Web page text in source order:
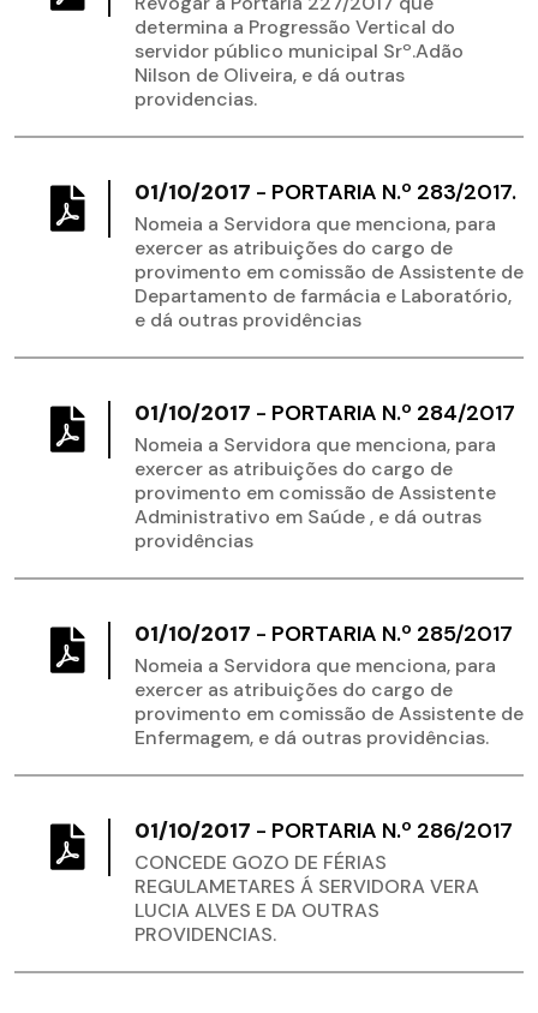
determina a Progressão Vertical do
servidor público municipal Srº.Adão
Nilson de Oliveira, e dá outras
providencias.
01/10/2017 - PORTARIA N.º 283/2017.
Nomeia a Servidora que menciona, para
exercer as atribuições do cargo de
provimento em comissão de Assistente de
Departamento de farmácia e Laboratório,
e dá outras providências
01/10/2017 - PORTARIA N.º 284/2017
Nomeia a Servidora que menciona, para
exercer as atribuições do cargo de
provimento em comissão de Assistente
Administrativo em Saúde , e dá outras
providências
01/10/2017 - PORTARIA N.º 285/2017
Nomeia a Servidora que menciona, para
exercer as atribuições do cargo de
provimento em comissão de Assistente de
Enfermagem, e dá outras providências.
01/10/2017 - PORTARIA N.º 286/2017
CONCEDE GOZO DE FÉRIAS
REGULAMETARES Á SERVIDORA VERA
LUCIA ALVES E DA OUTRAS
PROVIDENCIAS.